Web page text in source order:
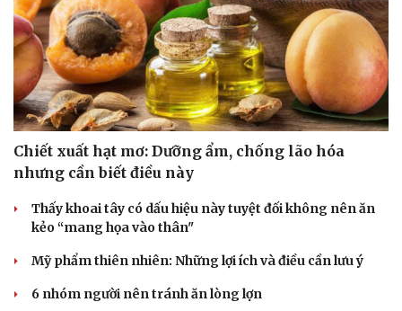
Săn Tour
check-in
Đọc truyện đêm khuya
Cửa sổ tình yêu
Kể chuyện cho bé
Hạt giống tâm hồn
Chiết xuất hạt mơ: Dưỡng ẩm, chống lão hóa
nhưng cần biết điều này
Thấy khoai tây có dấu hiệu này tuyệt đối không nên ăn
kẻo “mang họa vào thân"
Mỹ phẩm thiên nhiên: Những lợi ích và điều cần lưu ý
6 nhóm người nên tránh ăn lòng lợn